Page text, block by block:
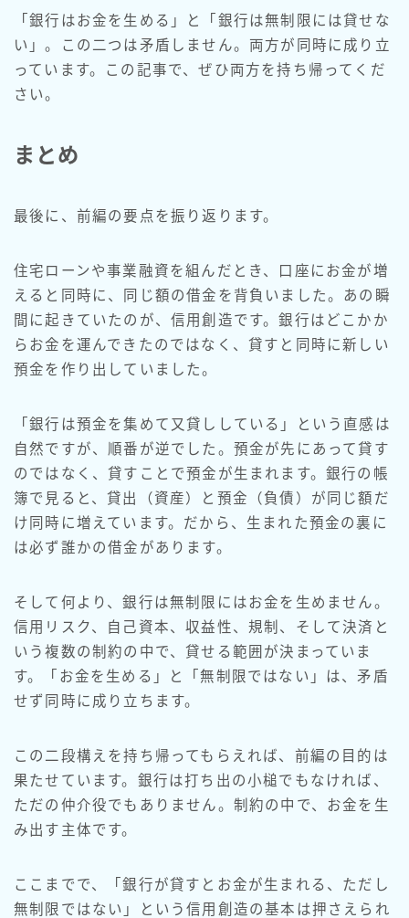
「銀行はお金を生める」と「銀行は無制限には貸せな
い」。この二つは矛盾しません。両方が同時に成り立
っています。この記事で、ぜひ両方を持ち帰ってくだ
さい。
まとめ
最後に、前編の要点を振り返ります。
住宅ローンや事業融資を組んだとき、口座にお金が増
えると同時に、同じ額の借金を背負いました。あの瞬
間に起きていたのが、信用創造です。銀行はどこかか
らお金を運んできたのではなく、貸すと同時に新しい
預金を作り出していました。
「銀行は預金を集めて又貸ししている」という直感は
自然ですが、順番が逆でした。預金が先にあって貸す
のではなく、貸すことで預金が生まれます。銀行の帳
簿で見ると、貸出（資産）と預金（負債）が同じ額だ
け同時に増えています。だから、生まれた預金の裏に
は必ず誰かの借金があります。
そして何より、銀行は無制限にはお金を生めません。
信用リスク、自己資本、収益性、規制、そして決済と
いう複数の制約の中で、貸せる範囲が決まっていま
す。「お金を生める」と「無制限ではない」は、矛盾
せず同時に成り立ちます。
この二段構えを持ち帰ってもらえれば、前編の目的は
果たせています。銀行は打ち出の小槌でもなければ、
ただの仲介役でもありません。制約の中で、お金を生
み出す主体です。
ここまでで、「銀行が貸すとお金が生まれる、ただし
無制限ではない」という信用創造の基本は押さえられ